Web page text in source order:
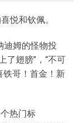
悦和钦佩。
迪姆的怪物投
了翅膀”，“不可
铁哥！首金！新
热门标